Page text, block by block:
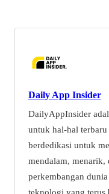
Daily App Insider
DailyAppInsider
untuk hal-hal
berdedikasi untuk
mendalam, menarik,
perkembangan
teknologi yang terus